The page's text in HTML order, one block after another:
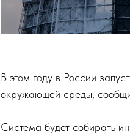
В этом году в России
окружающей среды,
Система будет собирать